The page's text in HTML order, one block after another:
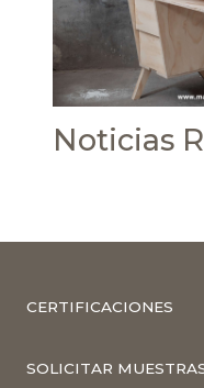
Noticias
CERTIFICACIONES
SOLICITAR